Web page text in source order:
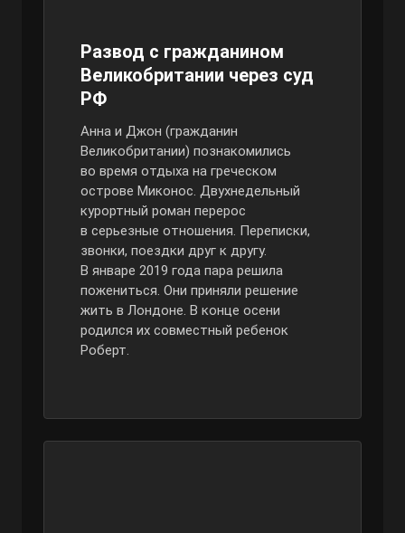
Развод с гражданином
Великобритании через суд
РФ
Анна и Джон (гражданин
Великобритании) познакомились
во время отдыха на греческом
острове Миконос. Двухнедельный
курортный роман перерос
в серьезные отношения. Переписки,
звонки, поездки друг к другу.
В январе 2019 года пара решила
пожениться. Они приняли решение
жить в Лондоне. В конце осени
родился их совместный ребенок
Роберт.